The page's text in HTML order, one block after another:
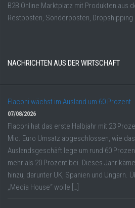
B2B Online Marktplatz mit Produkten aus
Restposten, Sonderposten, Dropshipping
NACHRICHTEN AUS DER WIRTSCHAFT
Flaconi wächst im Ausland um 60 Prozent
07/08/2026
Flaconi hat das erste Halbjahr mit 23
Mio. Euro Umsatz abgeschlossen, wie
Auslandsgeschäft lege um rund 60
mehr als 20 Prozent bei. Dieses Jahr
hinzu, darunter UK, Spanien und Ungarn.
„Media House“ wolle […]